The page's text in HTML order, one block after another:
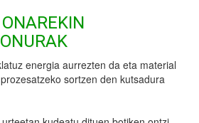
energia aurrezten da eta material
sortzen den kutsadura